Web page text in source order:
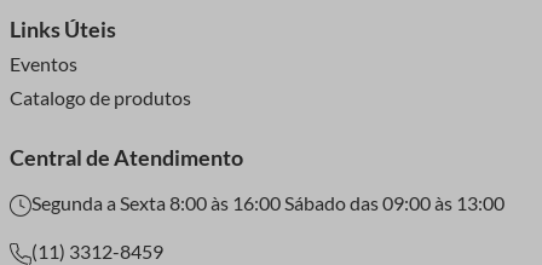
Links Úteis
Eventos
Catalogo de produtos
Central de Atendimento
Segunda a Sexta 8:00 às 16:00 Sábado das 09:00 às 13:00
(11) 3312-8459